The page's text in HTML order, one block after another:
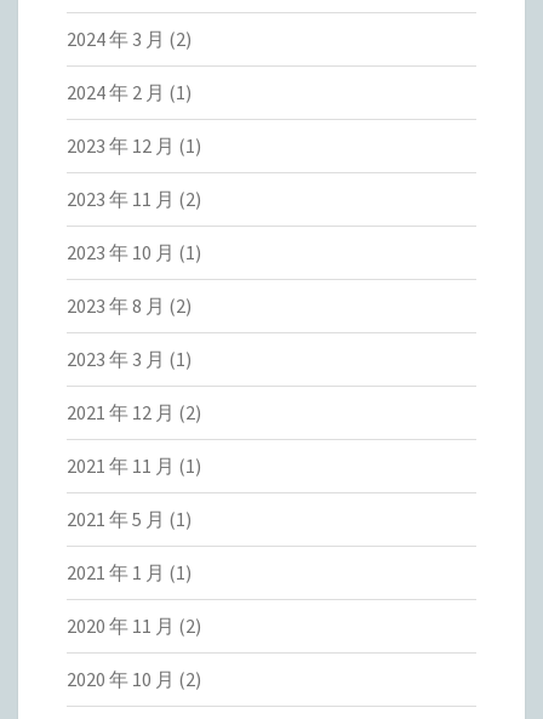
2024 年 3 月 (2)
2024 年 2 月 (1)
2023 年 12 月 (1)
2023 年 11 月 (2)
2023 年 10 月 (1)
2023 年 8 月 (2)
2023 年 3 月 (1)
2021 年 12 月 (2)
2021 年 11 月 (1)
2021 年 5 月 (1)
2021 年 1 月 (1)
2020 年 11 月 (2)
2020 年 10 月 (2)